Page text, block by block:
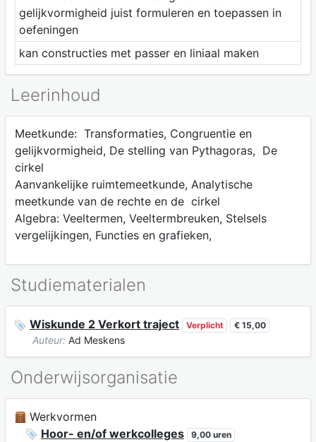
gelijkvormigheid juist formuleren en toepassen in
oefeningen
kan constructies met passer en liniaal maken
Leerinhoud
Meetkunde: Transformaties, Congruentie en
gelijkvormigheid, De stelling van Pythagoras, De
cirkel
Aanvankelijke ruimtemeetkunde, Analytische
meetkunde van de rechte en de cirkel
Algebra: Veeltermen, Veeltermbreuken, Stelsels
vergelijkingen, Functies en grafieken,
Studiematerialen
Wiskunde 2 Verkort traject Verplicht € 15,00
Auteur: Ad Meskens
Onderwijsorganisatie
Werkvormen
Hoor- en/of werkcolleges
9,00 uren